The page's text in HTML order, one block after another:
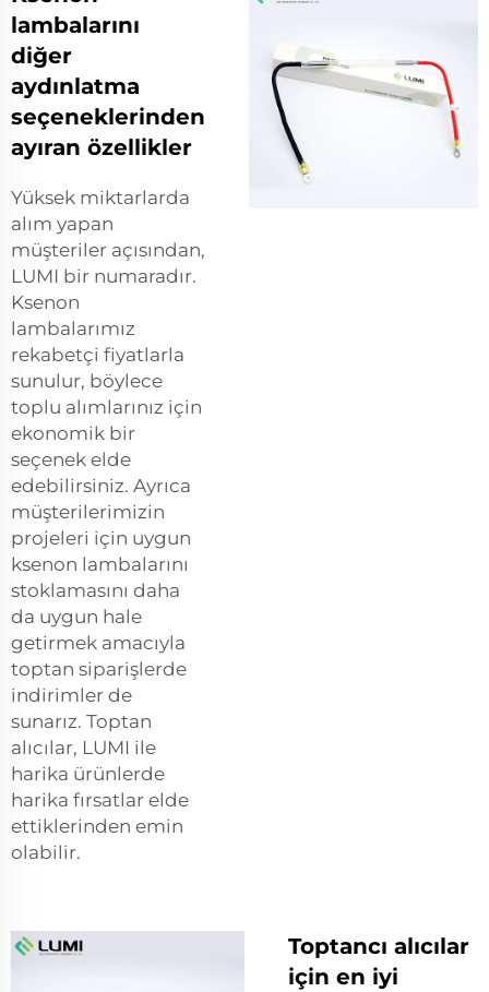
lambalarını
diğer
aydınlatma
seçeneklerinden
ayıran özellikler
Yüksek miktarlarda
alım yapan
müşteriler açısından,
LUMI bir numaradır.
Ksenon
lambalarımız
rekabetçi fiyatlarla
sunulur, böylece
toplu alımlarınız için
ekonomik bir
seçenek elde
edebilirsiniz. Ayrıca
müşterilerimizin
projeleri için uygun
ksenon lambalarını
stoklamasını daha
da uygun hale
getirmek amacıyla
toptan siparişlerde
indirimler de
sunarız. Toptan
alıcılar, LUMI ile
harika ürünlerde
harika fırsatlar elde
ettiklerinden emin
olabilir.
Toptancı alıcılar
için en iyi